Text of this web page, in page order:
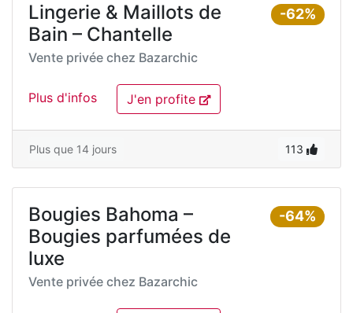
-62%
Lingerie & Maillots de
Bain – Chantelle
Vente privée chez Bazarchic
Plus d'infos J'en profite
Plus que 14 jours 113
-64%
Bougies Bahoma –
Bougies parfumées de
luxe
Vente privée chez Bazarchic